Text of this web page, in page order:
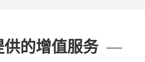
供的增值服务